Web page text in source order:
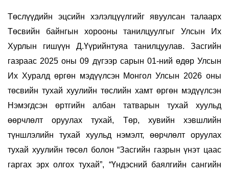
Төслүүдийн эцсийн хэлэлцүүлгийг явуулсан талаарх
Төсвийн байнгын хорооны танилцуулгыг Улсын Их
Хурлын гишүүн Д.Үүрийнтуяа танилцуулав. Засгийн
газраас 2025 оны 09 дүгээр сарын 01-ний өдөр Улсын
Их Хуралд өргөн мэдүүлсэн Монгол Улсын 2026 оны
төсвийн тухай хуулийн төслийн хамт өргөн мэдүүлсэн
Нэмэгдсэн өртгийн албан татварын тухай хуульд
өөрчлөлт оруулах тухай, Төр, хувийн хэвшлийн
түншлэлийн тухай хуульд нэмэлт, өөрчлөлт оруулах
тухай хуулийн төсөл болон “Засгийн газрын үнэт цаас
гаргах эрх олгох тухай”, “Үндэсний баялгийн сангийн